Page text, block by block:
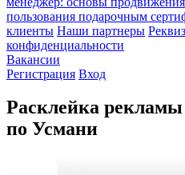
пользования подарочным
клиенты Наши партнеры
конфиденциальности
Вакансии
Регистрация Вход
Расклейка рекламы
по Усмани